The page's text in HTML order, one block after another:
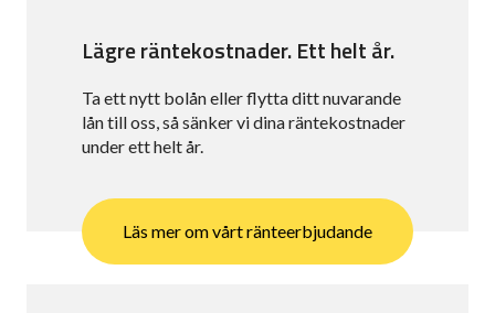
Lägre räntekostnader. Ett helt år.
Ta ett nytt bolån eller flytta ditt nuvarande
lån till oss, så sänker vi dina räntekostnader
under ett helt år.
Läs mer om vårt ränteerbjudande